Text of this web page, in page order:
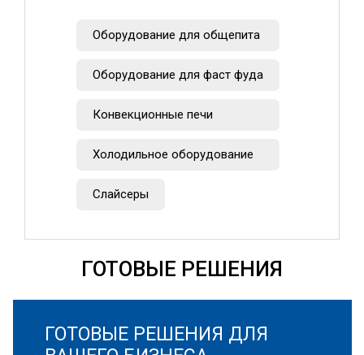
Оборудование для общепита
Оборудование для фаст фуда
Конвекционные печи
Холодильное оборудование
Слайсеры
ГОТОВЫЕ РЕШЕНИЯ
ГОТОВЫЕ РЕШЕНИЯ ДЛЯ